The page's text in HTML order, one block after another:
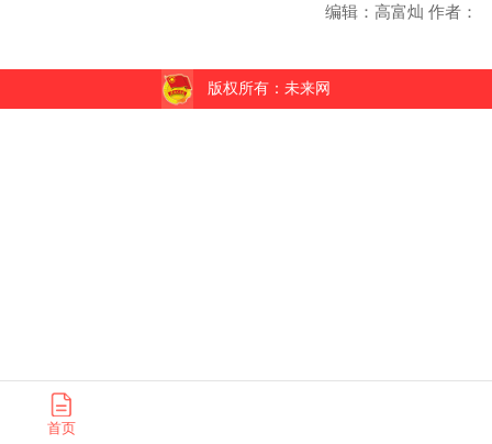
编辑：高富灿 作者：
版权所有：未来网
首页